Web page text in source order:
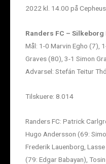
2022 kl. 14.00 på
Randers FC – Silkeborg
Mål: 1-0 Marvin Egho (7),
Graves (80), 3-1 Simon
Advarsel: Stefán Teitur
Tilskuere: 8.014
Randers FC: Patrick
Hugo Andersson (69:
Frederik Lauenborg,
(79: Edgar Babayan),